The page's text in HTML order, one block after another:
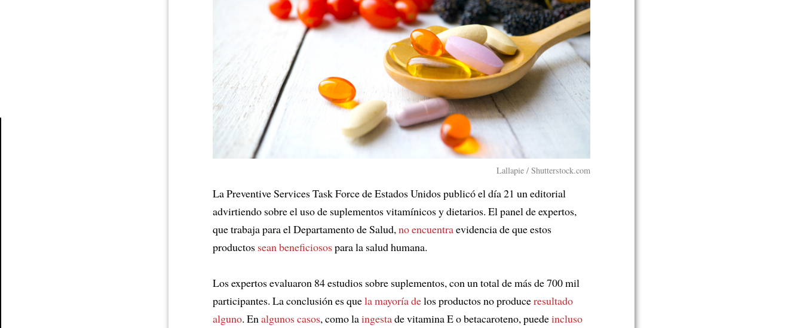
Lallapie / Shutterstock.com
La Preventive Services Task Force de Estados Unidos publicó el día 21 un editorial
advirtiendo sobre el uso de suplementos vitamínicos y dietarios. El panel de expertos,
que trabaja para el Departamento de Salud,no encuentraevidencia de que estos
productos sean beneficiosospara la salud humana.
Los expertos evaluaron 84 estudios sobre suplementos, con un total de más de 700 mil
participantes. La conclusión es quela mayoría delos productos no produceresultado
alguno. Enalgunos casos, como laingestade vitamina E o betacaroteno, puedeincluso